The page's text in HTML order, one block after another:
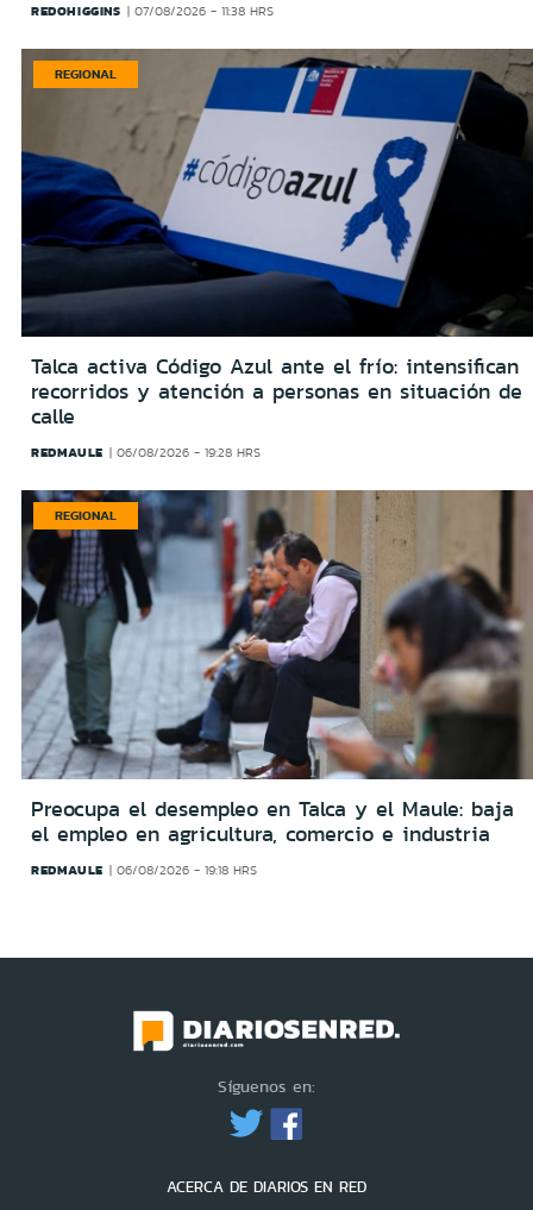
REDOHIGGINS 07/08/2026 - 11:38 HRS
REGIONAL
Talca activa Código Azul ante el frío: intensifican
recorridos y atención a personas en situación de
calle
REDMAULE 06/08/2026 - 19:28 HRS
REGIONAL
Preocupa el desempleo en Talca y el Maule: baja
el empleo en agricultura, comercio e industria
REDMAULE 06/08/2026 - 19:18 HRS
Síguenos en:
ACERCA DE DIARIOS EN RED